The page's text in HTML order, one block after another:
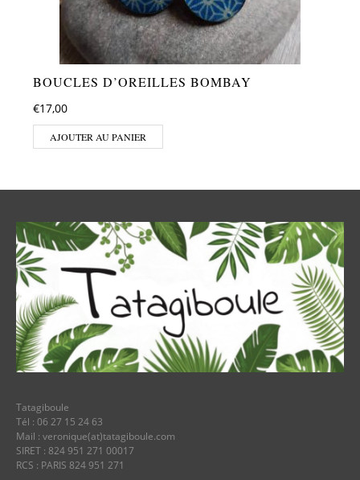
BOUCLES D’OREILLES BOMBAY
€17,00
AJOUTER AU PANIER
Tatagiboule
Tél : 06 27 15 24 63
Mail : veronique(at)tatagiboule.com
SIRET : 824 951 271 00017
RCS : PARIS 824 951 271